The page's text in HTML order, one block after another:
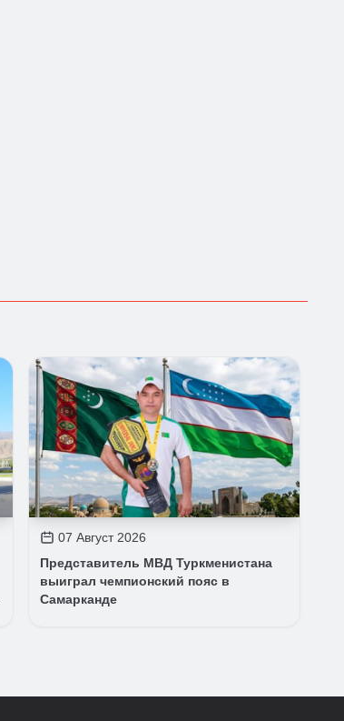
07 Август 2026
Представитель МВД Туркменистана
выиграл чемпионский пояс в
Самарканде